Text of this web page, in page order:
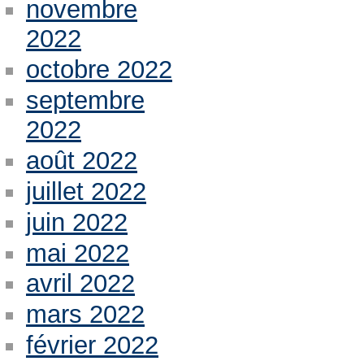
novembre
2022
octobre 2022
septembre
2022
août 2022
juillet 2022
juin 2022
mai 2022
avril 2022
mars 2022
février 2022